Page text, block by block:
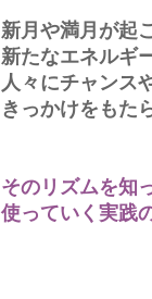
新月や満月が起
新たなエネルギ
人々にチャンス
きっかけをもた
そのリズムを知
使っていく実践